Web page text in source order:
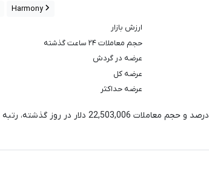
Harmony
ارزش بازار
حجم معاملات ۲۴ ساعت گذشته
عرضه در گردش
عرضه کل
عرضه حداکثر
درصد و حجم معاملات 22,503,006 دلار در روز گذشته، رتبه